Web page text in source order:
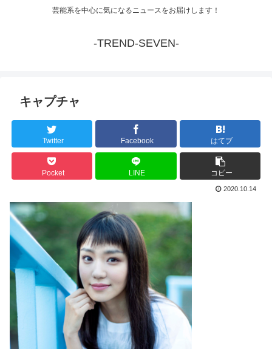
芸能系を中心に気になるニュースをお届けします！
-TREND-SEVEN-
キャプチャ
Twitter Facebook はてブ
Pocket LINE コピー
2020.10.14